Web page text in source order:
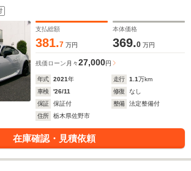
ハーフレザー パドルシフト 前席シー
レコ 純正18インチAW
支払総額
381.7 万円
本体価格
369.0 万円
残価ローン 月々27,000円
年式 2021年 走行 1.1万km
車検
'26/11 修復
なし
保証
保証付 整備
法定整備付
住所
栃木県佐野市
在庫確認・見積依頼